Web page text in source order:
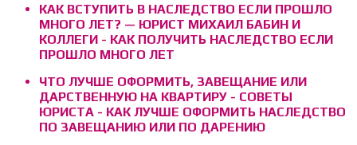
КАК ВСТУПИТЬ В НАСЛЕДСТВО ЕСЛИ ПРОШЛО
МНОГО ЛЕТ? — ЮРИСТ МИХАИЛ БАБИН И
КОЛЛЕГИ - КАК ПОЛУЧИТЬ НАСЛЕДСТВО ЕСЛИ
ПРОШЛО МНОГО ЛЕТ
ЧТО ЛУЧШЕ ОФОРМИТЬ, ЗАВЕЩАНИЕ ИЛИ
ДАРСТВЕННУЮ НА КВАРТИРУ - СОВЕТЫ
ЮРИСТА - КАК ЛУЧШЕ ОФОРМИТЬ НАСЛЕДСТВО
ПО ЗАВЕЩАНИЮ ИЛИ ПО ДАРЕНИЮ